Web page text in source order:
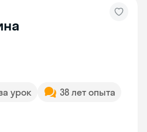
урок
38 лет опыта